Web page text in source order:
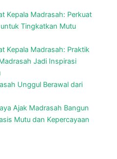
Kepala Madrasah: Perkuat
Tingkatkan Mutu
Kepala Madrasah: Praktik
Jadi Inspirasi
Unggul Berawal dari
Ajak Madrasah Bangun
Mutu dan Kepercayaan